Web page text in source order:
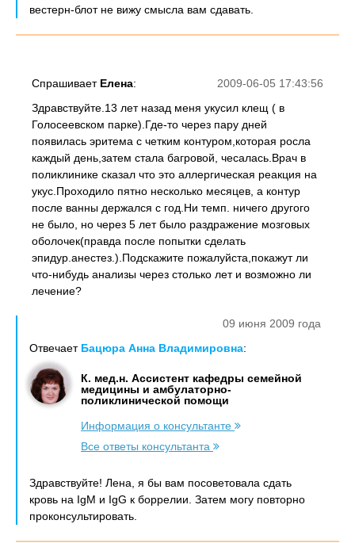
вестерн-блот не вижу смысла вам сдавать.
2009-06-05 17:43:56
Спрашивает Елена:
Здравствуйте.13 лет назад меня укусил клещ ( в
Голосеевском парке).Где-то через пару дней
появилась эритема с четким контуром,которая росла
каждый день,затем стала багровой, чесалась.Врач в
поликлинике сказал что это аллергическая реакция на
укус.Проходило пятно несколько месяцев, а контур
после ванны держался с год.Ни темп. ничего другого
не было, но через 5 лет было раздражение мозговых
оболочек(правда после попытки сделать
эпидур.анестез.).Подскажите пожалуйста,покажут ли
что-нибудь анализы через столько лет и возможно ли
лечение?
09 июня 2009 года
Отвечает Бацюра Анна Владимировна:
К. мед.н. Ассистент кафедры семейной
медицины и амбулаторно-
поликлинической помощи
Информация о консультанте
Все ответы консультанта
Здравствуйте! Лена, я бы вам посоветовала сдать
кровь на IgM и IgG к боррелии. Затем могу повторно
проконсультировать.